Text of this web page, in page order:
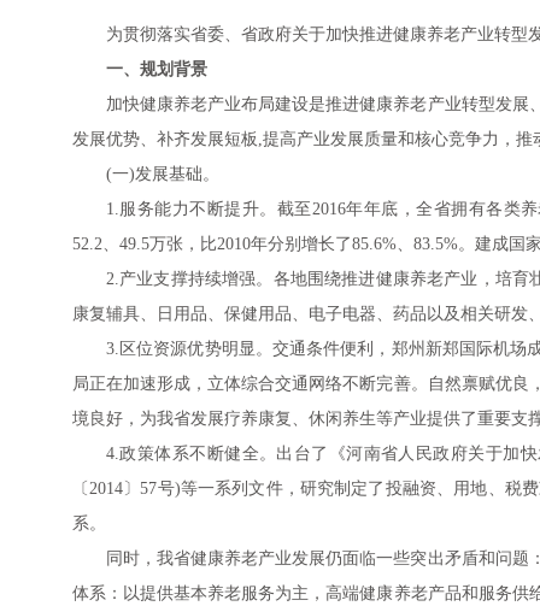
为贯彻落实省委、省政府关于加快推进健康养老产业转
一、规划背景
加快健康养老产业布局建设是推进健康养老产业转型发
发展优势、补齐发展短板,提高产业发展质量和核心竞争力，
(一)发展基础。
1.服务能力不断提升。截至2016年年底，全省拥有各类
52.2、49.5万张，比2010年分别增长了85.6%、83.5%。建成国
2.产业支撑持续增强。各地围绕推进健康养老产业，培
康复辅具、日用品、保健用品、电子电器、药品以及相关研发
3.区位资源优势明显。交通条件便利，郑州新郑国际机场
局正在加速形成，立体综合交通网络不断完善。自然禀赋优
境良好，为我省发展疗养康复、休闲养生等产业提供了重要支
4.政策体系不断健全。出台了《河南省人民政府关于加
〔2014〕57号)等一系列文件，研究制定了投融资、用地、
系。
同时，我省健康养老产业发展仍面临一些突出矛盾和问
体系：以提供基本养老服务为主，高端健康养老产品和服务